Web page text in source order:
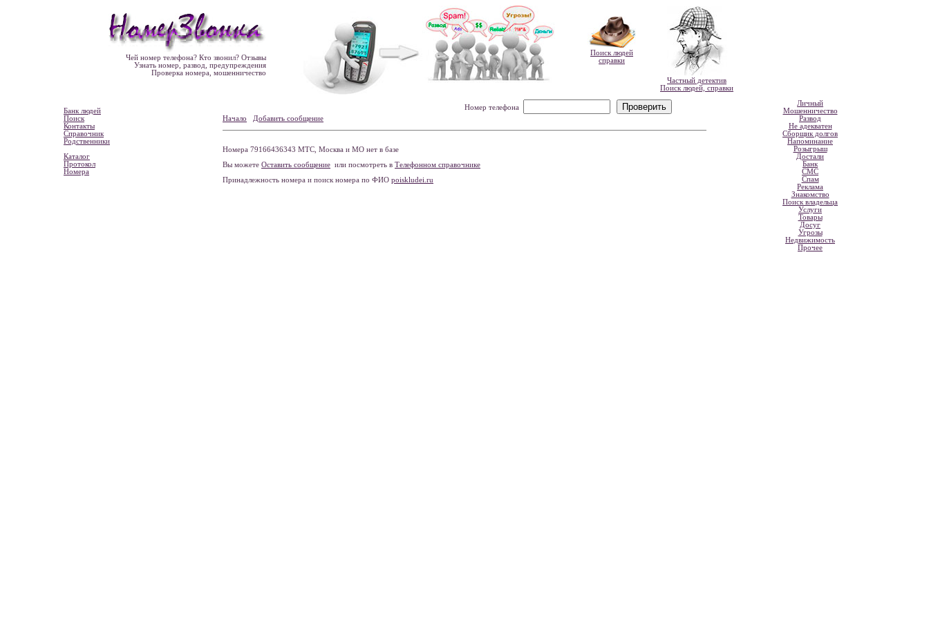
Чей номер телефона? Кто звонил? Отзывы
Узнать номер, развод, предупреждения
Проверка номера, мошенничество
Поиск людей
справки
Частный детектив
Поиск людей, справки
Банк людей
Поиск
Контакты
Справочник
Родственники
Каталог
Протокол
Номера
Номер телефона
Начало
Добавить сообщение
Номера 79166436343 МТС, Москва и МО нет в базе
Вы можете Оставить сообщение или посмотреть в Телефонном справочнике
Принадлежность номера и поиск номера по ФИО poiskludei.ru
Личный
Мошенничество
Развод
Не адекватен
Сборщик долгов
Напоминание
Розыгрыш
Достали
Банк
СМС
Спам
Реклама
Знакомство
Поиск владельца
Услуги
Товары
Досуг
Угрозы
Недвижимость
Прочее